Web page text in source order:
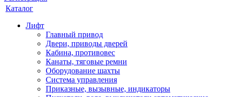
Каталог
Лифт
Главный привод
Двери, приводы дверей
Кабина, противовес
Канаты, тяговые ремни
Оборудование шахты
Система управления
Приказные, вызывные, индикаторы